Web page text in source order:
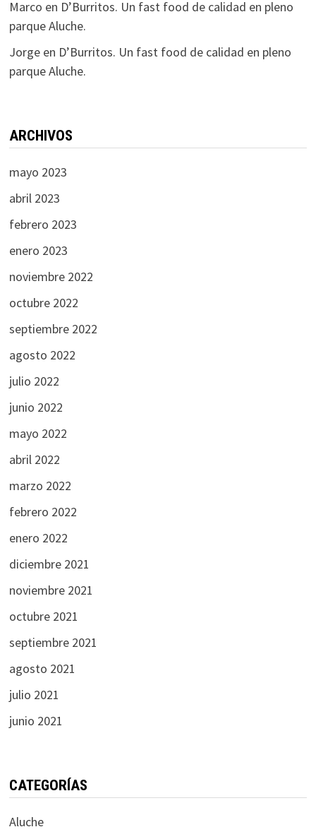
Marco en D’Burritos. Un fast food de calidad en pleno
parque Aluche.
Jorgeen D’Burritos. Un fast food de calidad en pleno
parque Aluche.
ARCHIVOS
mayo 2023
abril 2023
febrero 2023
enero 2023
noviembre 2022
octubre 2022
septiembre 2022
agosto 2022
julio 2022
junio 2022
mayo 2022
abril 2022
marzo 2022
febrero 2022
enero 2022
diciembre 2021
noviembre 2021
octubre 2021
septiembre 2021
agosto 2021
julio 2021
junio 2021
CATEGORÍAS
Aluche